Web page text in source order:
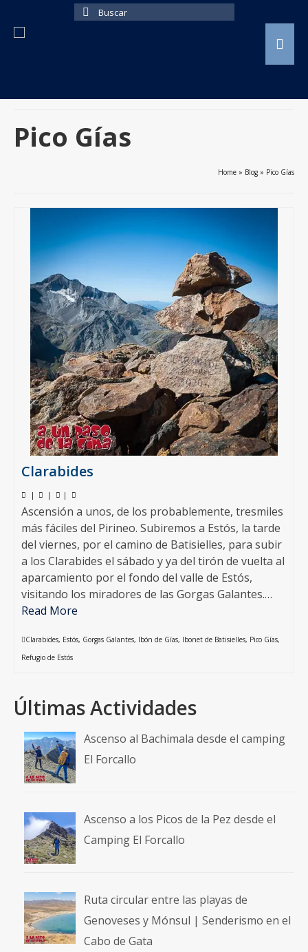
Buscar
Pico Gías
Home » Blog » Pico Gías
Clarabides
| | |
Ascensión a unos, de los probablemente, tresmiles
más fáciles del Pirineo. Subiremos a Estós, la tarde
del viernes, por el camino de Batisielles, para subir
a los Clarabides el sábado y ya del tirón de vuelta al
aparcamiento por el fondo del valle de Estós,
visitando los miradores de las Gorgas Galantes.…
Read More
Clarabides, Estós, Gorgas Galantes, Ibón de Gías, Ibonet de Batisielles, Pico Gías,
Refugio de Estós
Últimas Actividades
Ascenso al Bachimala desde el camping
El Forcallo
Ascenso a los Picos de la Pez desde el
Camping El Forcallo
Ruta circular entre las playas de
Genoveses y Mónsul | Senderismo en el
Cabo de Gata